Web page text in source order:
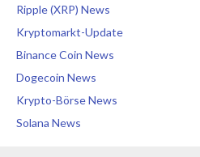
Ripple (XRP) News
Kryptomarkt-Update
Binance Coin News
Dogecoin News
Krypto-Börse News
Solana News